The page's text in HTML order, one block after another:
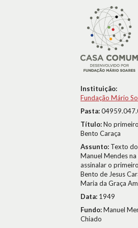
Instituição:
Fundação Mário
Pasta:
Título:No
Bento Caraça
Assunto: Texto
Manuel Mendes
assinalar o
Bento de Jesus
Maria da Graça
Data: 1949
Fundo:Manuel
Chiado